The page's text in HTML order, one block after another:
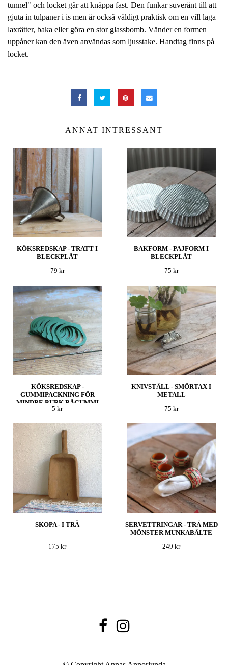
tunnel" och locket går att knäppa fast. Den funkar suveränt till att
gjuta in tulpaner i is men är också väldigt praktisk om en vill laga
laxrätter, baka eller göra en stor glassbomb. Vänder en formen
uppåner kan den även användas som ljusstake. Handtag finns på
locket.
ANNAT INTRESSANT
KÖKSREDSKAP - TRATT I
BLECKPLÅT
79 kr
BAKFORM - PAJFORM I
BLECKPLÅT
75 kr
KÖKSREDSKAP -
GUMMIPACKNING FÖR
MINDRE BURK RÅGUMMI
GRÖN
5 kr
KNIVSTÄLL - SMÖRTAX I
METALL
75 kr
SKOPA - I TRÄ
175 kr
SERVETTRINGAR - TRÄ MED
MÖNSTER MUNKABÄLTE
249 kr